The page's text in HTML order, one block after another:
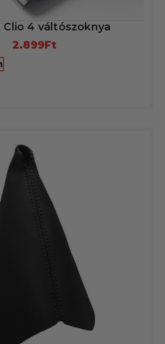
Clio 4 váltószoknya
2.899Ft